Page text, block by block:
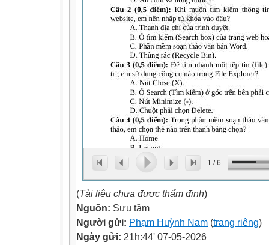
1 /6
(Tài liệu chưa được thẩm định)
Nguồn: Sưu tầm
Người gửi: Phạm Huỳnh Nam (trang riêng)
Ngày gửi: 21h:44' 07-05-2026